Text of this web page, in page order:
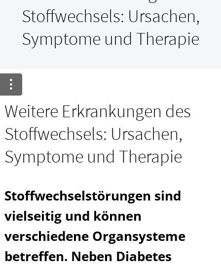
Ratgeber
GESUND IM ALTER
HOMÖOPATHIE
Stoffwechsels: Ursachen,
Symptome und Therapie
Weitere Erkrankungen des
Stoffwechsels: Ursachen,
Symptome und Therapie
Stoffwechselstörungen sind
vielseitig und können
verschiedene Organsysteme
betreffen. Neben Diabetes